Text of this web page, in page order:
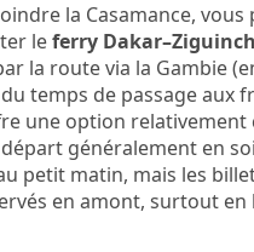
la Casamance, vous
leferry
la route via la Gambie
temps de passage aux
une option relativement
généralement en
petit matin, mais les
en amont, surtout en